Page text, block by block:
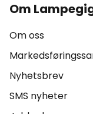
Om
Om oss
Nyhetsbrev
SMS nyheter